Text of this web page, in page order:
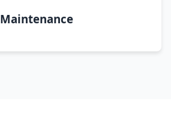
Maintenance